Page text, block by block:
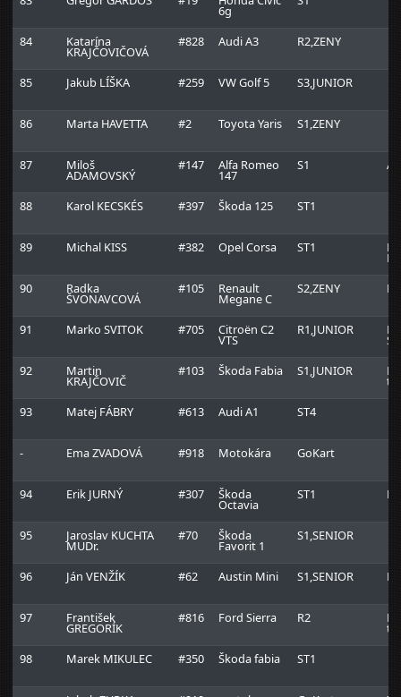
6g
84 Katarína
KRAJČOVIČOVÁ
#828 Audi A3 R2,ZENY
85 Jakub LÍŠKA #259 VW Golf 5 S3,JUNIOR
86 Marta HAVETTA #2 Toyota Yaris S1,ZENY
87 Miloš
ADAMOVSKÝ
#147 Alfa Romeo
147
S1
88 Karol KECSKÉS #397 Škoda 125 ST1
89 Michal KISS #382 Opel Corsa ST1
90
Radka
ŠVONAVCOVÁ
#105 Renault
Megane C
S2,ZENY
91 Marko SVITOK #705 Citroën C2
VTS
R1,JUNIOR
92
Martin
KRAJČOVIČ
#103 Škoda Fabia S1,JUNIOR
93
Matej FÁBRY #613 Audi A1 ST4
- Ema ZVADOVÁ #918 Motokára GoKart
94 Erik JURNÝ #307 Škoda
Octavia
ST1
95 Jaroslav KUCHTA
MUDr.
#70 Škoda
Favorit 1
S1,SENIOR
96 Ján VENŽÍK #62 Austin Mini S1,SENIOR
97 František
GREGORÍK
#816 Ford Sierra R2
98
Marek MIKULEC #350 Škoda fabia ST1